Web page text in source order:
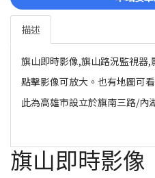
描述
旗山即時影像,旗山路況監視器,
點擊影像可放大。也有地圖可
此為高雄市設立於旗南三路/內
旗山即時影像